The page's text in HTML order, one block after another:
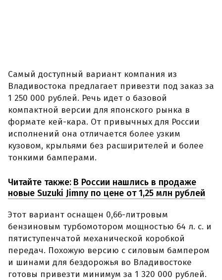
Самый доступный вариант компания из
Владивостока предлагает привезти под заказ за
1 250 000 рублей. Речь идет о базовой
компактной версии для японского рынка в
формате кей-кара. От привычных для России
исполнений она отличается более узким
кузовом, крыльями без расширителей и более
тонкими бамперами.
Читайте также: В России нашлись в продаже
новые Suzuki Jimny по цене от 1,25 млн рублей
Этот вариант оснащен 0,66-литровым
бензиновым турбомотором мощностью 64 л. с. и
пятиступенчатой механической коробкой
передач. Похожую версию с силовым бампером
и шинами для бездорожья во Владивостоке
готовы привезти минимум за 1 320 000 рублей.